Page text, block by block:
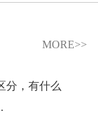
MORE>>
分，有什么